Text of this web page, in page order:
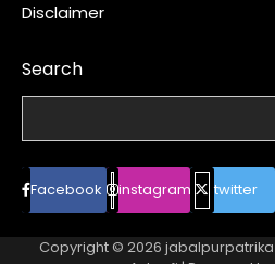
Disclaimer
Search
Facebook instagram twitter
Copyright © 2026 jabalpurpatrika